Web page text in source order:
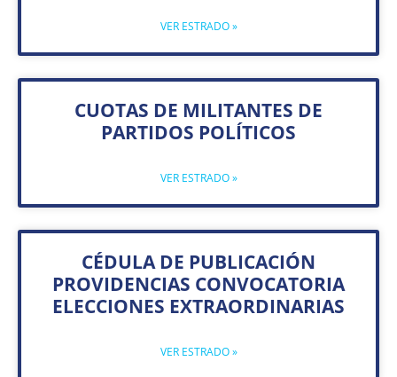
VER ESTRADO »
CUOTAS DE MILITANTES DE
PARTIDOS POLÍTICOS
VER ESTRADO »
CÉDULA DE PUBLICACIÓN
PROVIDENCIAS CONVOCATORIA
ELECCIONES EXTRAORDINARIAS
VER ESTRADO »